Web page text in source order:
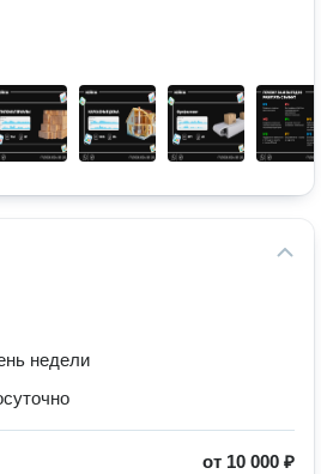
недели
от 10 000 ₽